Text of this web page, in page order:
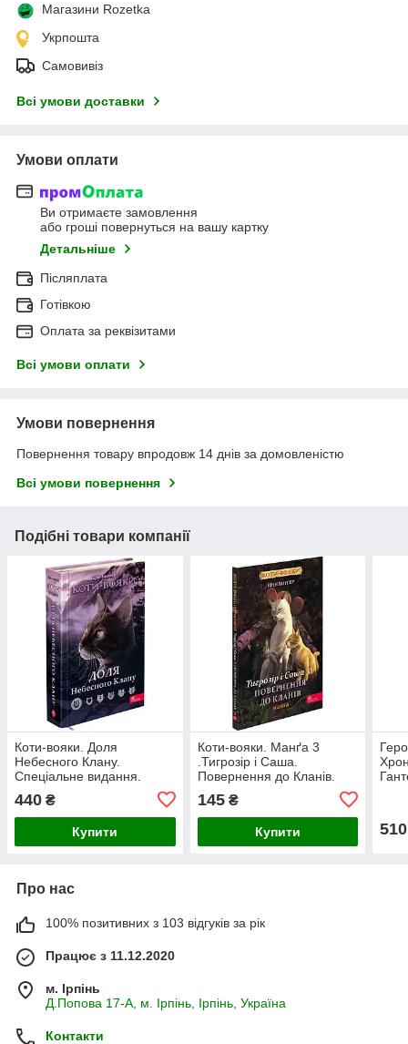
Магазини Rozetka
Укрпошта
Самовивіз
Всі умови доставки
Умови оплати
Ви отримаєте замовлення
або гроші повернуться на вашу картку
Детальніше
Післяплата
Готівкою
Оплата за реквізитами
Всі умови оплати
Умови повернення
Повернення товару впродовж 14 днів за домовленістю
Всі умови повернення
Подібні товари компанії
Коти-вояки. Доля
Небесного Клану.
Спеціальне видання.
440 ₴
Купити
Коти-вояки. Манґа 3
.Тигрозір і Саша.
Повернення до Кланів.
145₴
Купити 510
Про нас
100% позитивних з 103 відгуків за рік
Працює з 11.12.2020
м. Ірпінь
Д.Попова 17-А, м. Ірпінь, Ірпінь, Україна
Контакти